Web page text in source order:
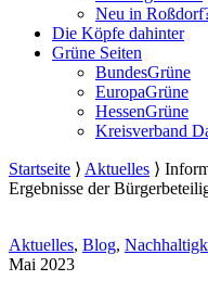
Neu in
Die Köpfe dahinter
Grüne Seiten
BundesGrüne
EuropaGrüne
HessenGrüne
Kreisverband
Startseite ⟩ Aktuelles ⟩
Ergebnisse der
Aktuelles, Blog,
Mai 2023